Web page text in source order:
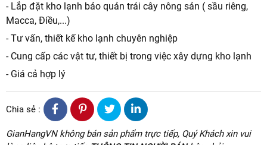
- Lắp đặt kho lạnh bảo quản trái cây nông sản ( sầu riêng,
Macca, Điều,...)
- Tư vấn, thiết kế kho lạnh chuyên nghiệp
- Cung cấp các vật tư, thiết bị trong việc xây dựng kho lạnh
- Giá cả hợp lý
Chia sẻ :
GianHangVN không bán sản phẩm trực tiếp, Quý Khách xin vui